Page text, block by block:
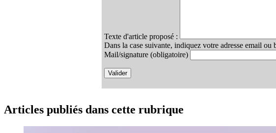
Texte d'article proposé :
Dans la case suivante, indiquez votre adresse email
Mail/signature(obligatoire)
Valider
Articles publiés dans cette rubrique